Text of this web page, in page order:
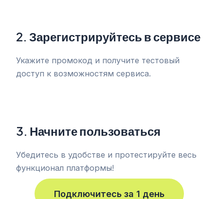
2. Зарегистрируйтесь в сервисе
Укажите промокод и получите тестовый
доступ к возможностям сервиса.
3. Начните пользоваться
Убедитесь в удобстве и протестируйте весь
функционал платформы!
Подключитесь за 1 день